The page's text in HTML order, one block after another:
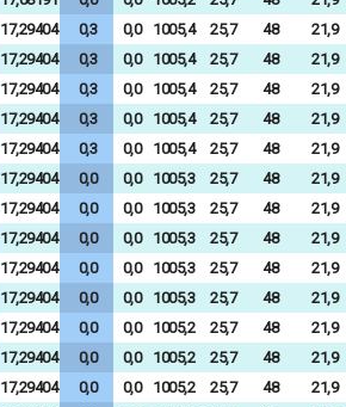
17,29404 0,3 0,0 1005,4 25,7 48
21,9
17,29404 0,3 0,0 1005,4 25,7 48
21,9
17,29404 0,3 0,0 1005,4 25,7 48
21,9
17,29404 0,3 0,0 1005,4 25,7 48
21,9
17,29404 0,3 0,0 1005,4 25,7 48
21,9
17,29404 0,0 0,0 1005,3 25,7 48
21,9
17,29404 0,0 0,0 1005,3 25,7 48
21,9
17,29404 0,0 0,0 1005,3 25,7 48
21,9
17,29404 0,0 0,0 1005,3 25,7 48
21,9
17,29404 0,0 0,0 1005,3 25,7 48
21,9
17,29404 0,0 0,0 1005,2 25,7 48
21,9
17,29404 0,0 0,0 1005,2 25,7 48
21,9
17,29404 0,0 0,0 1005,2 25,7 48
21,9